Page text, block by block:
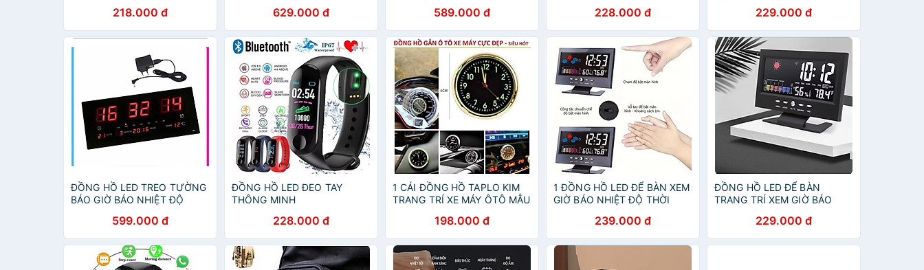
218.000 đ
MẪU ĐẸP CHẤT LƯỢNG
629.000 đ 589.000 đ 228.000 đ 229.000 đ
ĐỒNG HỒ LED TREO TƯỜNG
BÁO GIỜ BÁO NHIỆT ĐỘ
599.000 đ
ĐỒNG HỒ LED ĐEO TAY
THÔNG MINH
228.000 đ
1 CÁI ĐỒNG HỒ TAPLO KIM
TRANG TRÍ XE MÁY ÔTÔ MẪU
198.000 đ
1 ĐỒNG HỒ LED ĐỂ BÀN XEM
GIỜ BÁO NHIỆT ĐỘ THỜI
ĐA NĂNG239.000 đ
ĐỒNG HỒ LED ĐỂ BÀN
TRANG TRÍ XEM GIỜ BÁO
THỨ THỜI TIẾT
229.000 đ